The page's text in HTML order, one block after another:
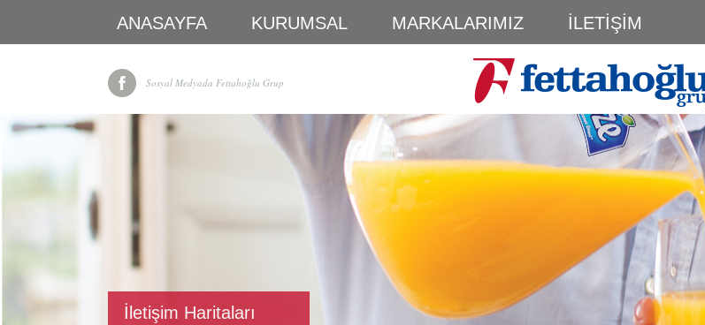
ANASAYFA KURUMSAL MARKALARIMIZ İLETİŞİM
Sosyal Medyada Fettahoğlu Grup
İletişim Haritaları